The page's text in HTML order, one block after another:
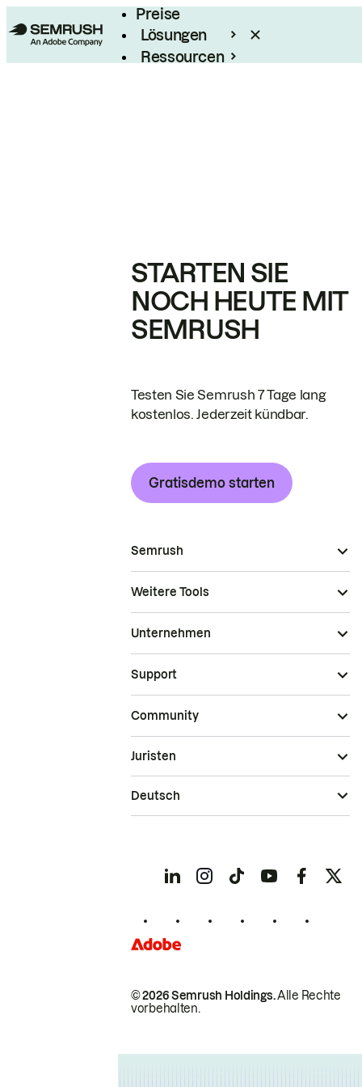
Preise
Lösungen
Ressourcen
STARTEN SIE
NOCH HEUTE MIT
SEMRUSH
Testen Sie Semrush 7 Tage lang
kostenlos. Jederzeit kündbar.
Gratisdemo starten
Semrush
Weitere Tools
Unternehmen
Support
Community
© 2026 Semrush Holdings.Alle Rechte
vorbehalten.
Juristen
Deutsch